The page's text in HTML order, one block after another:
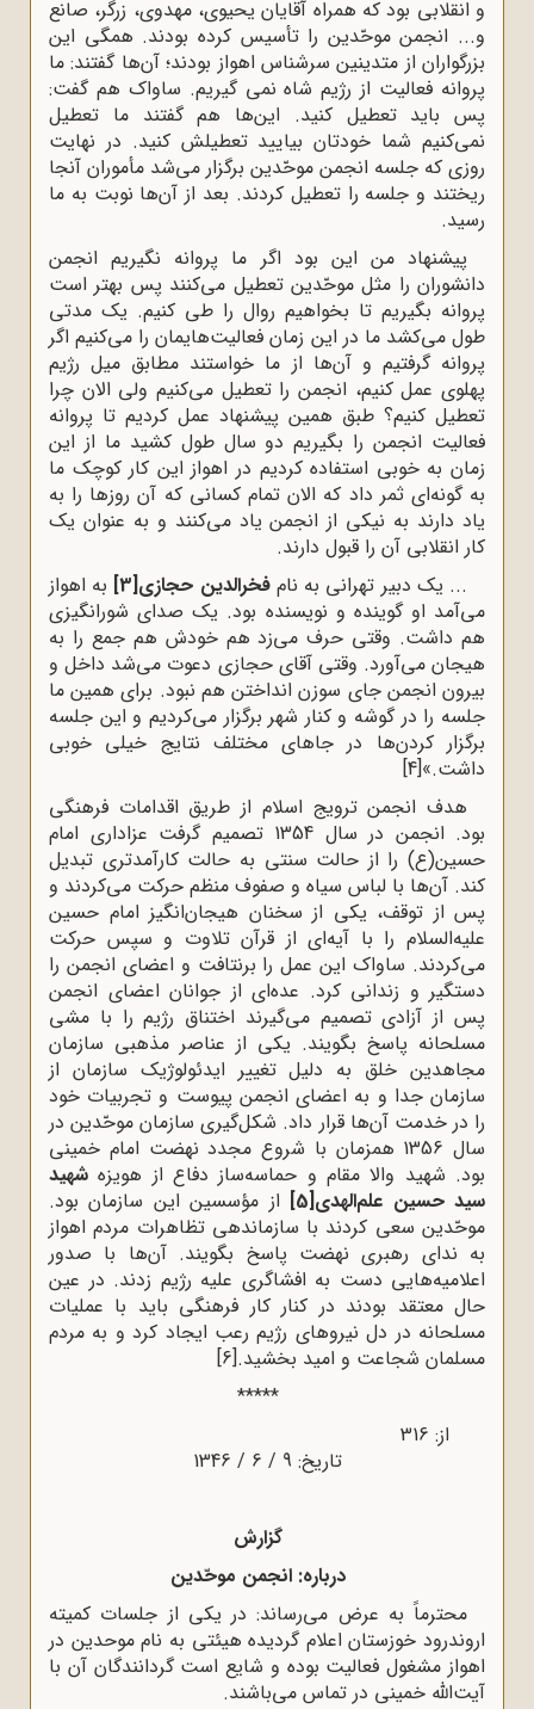
و انقلابی بود که همراه آقایان یحیوی، مهدوی، زرگر، صانع
و... انجمن موحّدین را تأسیس کرده بودند. همگی این
بزرگواران از متدینین سرشناس اهواز بودند؛ آن‌ها گفتند: ما
پروانه فعالیت از رژیم شاه نمی گیریم. ساواک هم گفت:
پس باید تعطیل کنید. این‌ها هم گفتند ما تعطیل
نمی‌کنیم شما خودتان بیایید تعطیلش کنید. در نهایت
روزی که جلسه انجمن موحّدین برگزار می‌شد مأموران آنجا
ریختند و جلسه را تعطیل کردند. بعد از آن‌ها نوبت به ما
رسید.
پیشنهاد من این بود اگر ما پروانه نگیریم انجمن
دانشوران را مثل موحّدین تعطیل می‌کنند پس بهتر است
پروانه بگیریم تا بخواهیم روال را طی کنیم. یک مدتی
طول می‌کشد ما در این زمان فعالیت‌هایمان را می‌کنیم اگر
پروانه گرفتیم و آن‌ها از ما خواستند مطابق میل رژیم
پهلوی عمل کنیم، انجمن را تعطیل می‌کنیم ولی الان چرا
تعطیل کنیم؟ طبق همین پیشنهاد عمل کردیم تا پروانه
فعالیت انجمن را بگیریم دو سال طول کشید ما از این
زمان به خوبی استفاده کردیم در اهواز این کار کوچک ما
به گونه‌ای ثمر داد که الان تمام کسانی که آن روزها را به
یاد دارند به نیکی از انجمن یاد می‌کنند و به عنوان یک
کار انقلابی آن را قبول دارند.
... یک دبیر تهرانی به نامفخرالدین حجازی[3] به اهواز
می‌آمد او گوینده و نویسنده بود. یک صدای شورانگیزی
هم داشت. وقتی حرف می‌زد هم خودش هم جمع را به
هیجان می‌آورد. وقتی آقای حجازی دعوت می‌شد داخل و
بیرون انجمن جای سوزن انداختن هم نبود. برای همین ما
جلسه را در گوشه و کنار شهر برگزار می‌کردیم و این جلسه
برگزار کردن‌ها در جاهای مختلف نتایج خیلی خوبی
داشت.»[4]
هدف انجمن ترویج اسلام از طریق اقدامات فرهنگی
بود. انجمن در سال 1354 تصمیم گرفت عزاداری امام
حسین(ع) را از حالت سنتی به حالت کارآمدتری تبدیل
کند. آن‌ها با لباس سیاه و صفوف منظم حرکت می‌کردند و
پس از توقف، یکی از سخنان هیجان‌انگیز امام حسین
علیه‌السلام را با آیه‌ای از قرآن تلاوت و سپس حرکت
می‌کردند. ساواک این عمل را برنتافت و اعضای انجمن را
دستگیر و زندانی کرد. عده‌ای از جوانان اعضای انجمن
پس از آزادی تصمیم می‌گیرند اختناق رژیم را با مشی
مسلحانه پاسخ بگویند. یکی از عناصر مذهبی سازمان
مجاهدین خلق به دلیل تغییر ایدئولوژیک سازمان از
سازمان جدا و به اعضای انجمن پیوست و تجربیات خود
را در خدمت آن‌ها قرار داد. شکل‌گیری سازمان موحّدین در
سال 1356 همزمان با شروع مجدد نهضت امام خمینی
بود. شهید والا مقام و حماسه‌ساز دفاع از هویزه شهید
سید حسین علم‌الهدی[5] از مؤسسین این سازمان بود.
موحّدین سعی کردند با سازماندهی تظاهرات مردم اهواز
به ندای رهبری نهضت پاسخ بگویند. آن‌ها با صدور
اعلامیه‌هایی دست به افشاگری علیه رژیم زدند. در عین
حال معتقد بودند در کنار کار فرهنگی باید با عملیات
مسلحانه در دل نیروهای رژیم رعب ایجاد کرد و به مردم
مسلمان شجاعت و امید بخشید.[6]
*****
تاریخ: 9 / 6 / 1346
گزارش
درباره: انجمن موحّدین
محترماً‌ به عرض می‌رساند: در یکی از جلسات کمیته
اروندرود خوزستان اعلام گردیده هیئتی به نام موحدین در
اهواز مشغول فعالیت بوده و شایع است گردانندگان آن با
آیت‌الله خمینی در تماس می‌باشند.